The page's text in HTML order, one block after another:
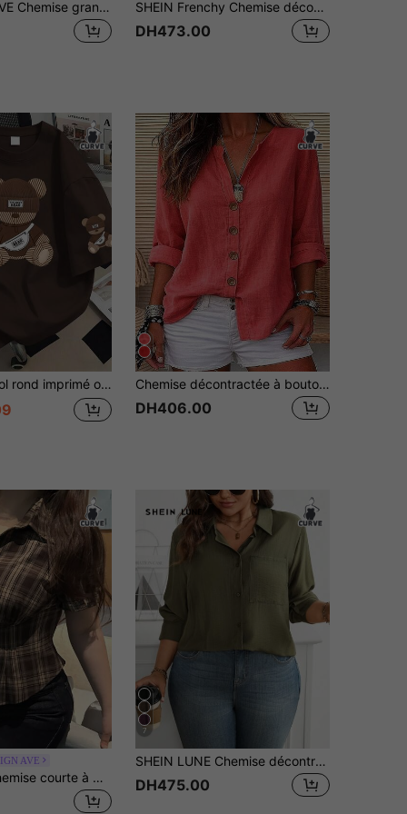
GlowEve CURVE Chemise grande taille élégante à imprimé cerise complet, manches mi-longues à volants, taille haute, style poupée, simple boutonnage, coupe simple et design amincissant, convient pour le trajet quotidien, les sorties et les vacances SHEIN Frenchy Chemise décontracté polyvalente à rayures et à simple boutonnage pour femmes grandes tailles
DH473.00
pour maman; top manches courtes de remise des diplômes; retour à l'école; cérémonie de remise des diplômes; enseignant; famille et amis d'été. Convient pour le port quotidien, le top de sortie, le pique-nique, les vacances, la plage, les fêtes, les anniversaires, la plage, les rassemblements, la danse, l'école, le top de printemps, l'été, les vacances Chemise décontractée à boutons pour femmes grande taille, blouse en tissu tissé à manches longues avec col ouvert, coupe régulière, Top d'automne
DH406.00
AVE
REIGN AVE Chemise courte à manches courtes avec col à revers, motif à carreaux froissé, grande taille. Flanelle à carreaux pour femmes
7
SHEIN LUNE Chemise décontractée à manches longues avec poche en couleur unie pour femmes grande taille, automne
DH475.00